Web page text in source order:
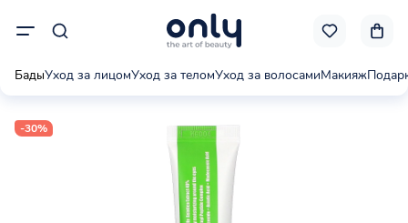
БадыУход за лицомУход за теломУход за волосамиМакияж
-30%